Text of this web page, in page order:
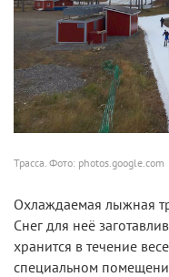
Трасса. Фото: photos.google.com
Охлаждаемая лыжная
Снег для неё
хранится в течение
специальном